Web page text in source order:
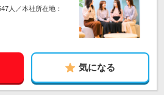
人／本社所在地：
気になる